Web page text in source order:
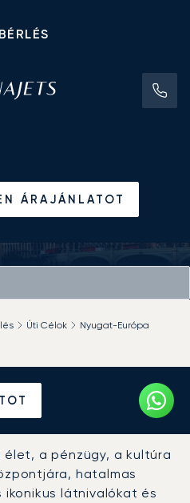
ÁRAJÁNLATOT
Úti Célok Nyugat-Európa
az
a pénzügy, a kultúra
hatalmas
ikonikus látnivalókat és